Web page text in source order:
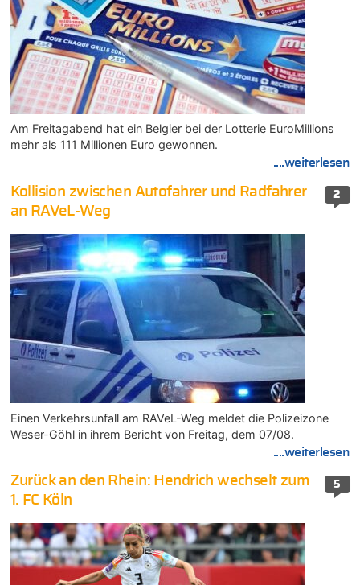
Am Freitagabend hat ein Belgier bei der Lotterie EuroMillions
mehr als 111 Millionen Euro gewonnen.
....weiterlesen
2
Kollision zwischen Autofahrer und Radfahrer
an RAVeL-Weg
Einen Verkehrsunfall am RAVeL-Weg meldet die Polizeizone
Weser-Göhl in ihrem Bericht von Freitag, dem 07/08.
....weiterlesen
5
Zurück an den Rhein: Hendrich wechselt zum
1. FC Köln